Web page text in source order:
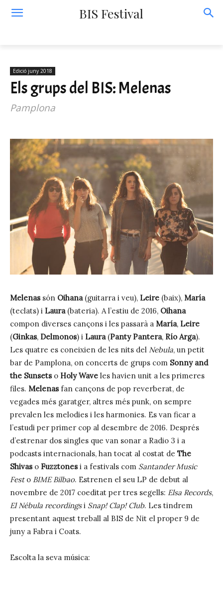
BIS Festival
Edició juny 2018
Els grups del BIS: Melenas
Pamplona
Melenassón Oihana(guitarra i veu), Leire (baix), María
(teclats) i Laura(bateria). A l’estiu de 2016, Oihana
compon diverses cançons i les passarà a María, Leire
(Ginkas, Delmonos) i Laura(Panty Pantera, Río Arga).
Les quatre es coneixien de les nits del Nebula, un petit
bar de Pamplona, on concerts de grups com Sonny and
the Sunsetso Holy Wave les havien unit a les primeres
files. Melenasfan cançons de pop reverberat, de
vegades més garatger, altres més punk, on sempre
prevalen les melodies i les harmonies. Es van ficar a
l’estudi per primer cop al desembre de 2016. Després
d’estrenar dos singles que van sonar a Radio 3 i a
podcasts internacionals, han tocat al costat de The
Shivaso Fuzztonesi a festivals com Santander Music
Festo BIME Bilbao. Estrenen el seu LP de debut al
novembre de 2017 coeditat per tres segells: Elsa Records,
El Nébula recordingsi Snap! Clap! Club. Les tindrem
presentant aquest treball al BIS de Nit el proper 9 de
juny a Fabra i Coats.
Escolta la seva música: